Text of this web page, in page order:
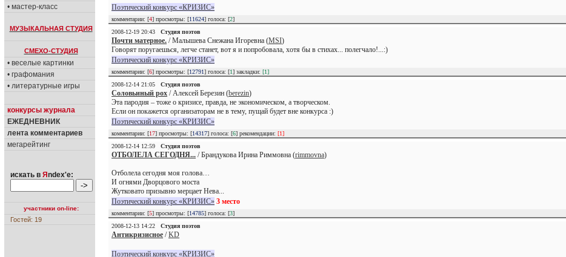
• мастер-класс
МУЗЫКАЛЬНАЯ СТУДИЯ
СМЕХО-СТУДИЯ
• веселые картинки
• графомания
• литературные игры
конкурсы журнала
ЕЖЕДНЕВНИК
лента комментариев
мегарейтинг
искать в Я ndex'е:
участники on-line:
Гостей: 19
Поэтический конкурс «КРИЗИС»
комментарии: [4] просмотры: [11624] голоса: [2]
2008-12-19 20:43
Студия поэтов
Почти матерное. / Малышева Снежана Игоревна (MSI)
Говорят поругаешься, легче станет, вот я и попробовала, хотя бы в стихах... полегчало!...:)
Поэтический конкурс «КРИЗИС»
комментарии: [6] просмотры: [12791] голоса: [1] закладки: [1]
2008-12-14 21:05
Студия поэтов
Соловьиный рох / Алексей Березин (berezin)
Эта пародия – тоже о кризисе, правда, не экономическом, а творческом.
Если он покажется организаторам не в тему, пущай будет вне конкурса :)
Поэтический конкурс «КРИЗИС»
комментарии: [17] просмотры: [14317] голоса: [6] рекомендации: [1]
2008-12-14 12:59
Студия поэтов
ОТБОЛЕЛА СЕГОДНЯ... / Брандукова Ирина Риммовна (rimmovna)
Отболела сегодня моя голова…
И огнями Дворцового моста
Жутковато призывно мерцает Нева...
Поэтический конкурс «КРИЗИС» 3 место
комментарии: [5] просмотры: [14785] голоса: [3]
2008-12-13 14:22
Студия поэтов
Антикризисное /KD
Поэтический конкурс «КРИЗИС»